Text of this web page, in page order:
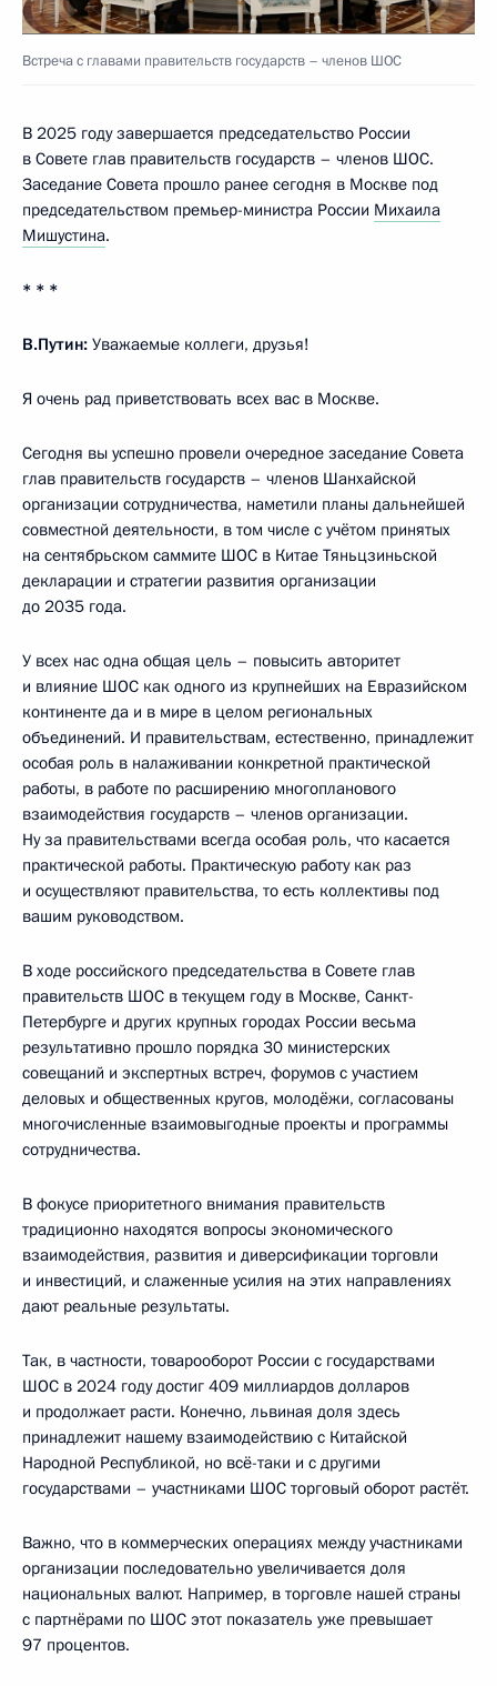
Встреча с главами правительств государств – членов ШОС
В 2025 году завершается председательство России
в Совете глав правительств государств – членов ШОС.
Заседание Совета прошло ранее сегодня в Москве под
председательством премьер-министра России Михаила
Мишустина.
* * *
В.Путин: Уважаемые коллеги, друзья!
Я очень рад приветствовать всех вас в Москве.
Сегодня вы успешно провели очередное заседание Совета
глав правительств государств – членов Шанхайской
организации сотрудничества, наметили планы дальнейшей
совместной деятельности, в том числе с учётом принятых
на сентябрьском саммите ШОС в Китае Тяньцзиньской
декларации и стратегии развития организации
до 2035 года.
У всех нас одна общая цель – повысить авторитет
и влияние ШОС как одного из крупнейших на Евразийском
континенте да и в мире в целом региональных
объединений. И правительствам, естественно, принадлежит
особая роль в налаживании конкретной практической
работы, в работе по расширению многопланового
взаимодействия государств – членов организации.
Ну за правительствами всегда особая роль, что касается
практической работы. Практическую работу как раз
и осуществляют правительства, то есть коллективы под
вашим руководством.
В ходе российского председательства в Совете глав
правительств ШОС в текущем году в Москве, Санкт-
Петербурге и других крупных городах России весьма
результативно прошло порядка 30 министерских
совещаний и экспертных встреч, форумов с участием
деловых и общественных кругов, молодёжи, согласованы
многочисленные взаимовыгодные проекты и программы
сотрудничества.
В фокусе приоритетного внимания правительств
традиционно находятся вопросы экономического
взаимодействия, развития и диверсификации торговли
и инвестиций, и слаженные усилия на этих направлениях
дают реальные результаты.
Так, в частности, товарооборот России с государствами
ШОС в 2024 году достиг 409 миллиардов долларов
и продолжает расти. Конечно, львиная доля здесь
принадлежит нашему взаимодействию с Китайской
Народной Республикой, но всё-таки и с другими
государствами – участниками ШОС торговый оборот растёт.
Важно, что в коммерческих операциях между участниками
организации последовательно увеличивается доля
национальных валют. Например, в торговле нашей страны
с партнёрами по ШОС этот показатель уже превышает
97 процентов.